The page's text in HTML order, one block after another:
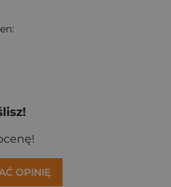
OPINIĘ